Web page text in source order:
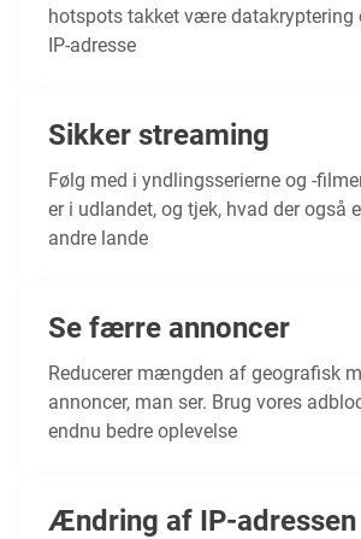
hotspots takket være datakryptering
IP-adresse
Sikker streaming
Følg med i yndlingsserierne og -
er i udlandet, og tjek, hvad der også
andre lande
Se færre annoncer
Reducerer mængden af geografisk
annoncer, man ser. Brug vores
endnu bedre oplevelse
Ændring af IP-adressen